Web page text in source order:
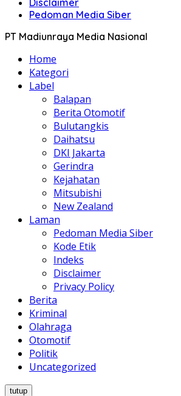
Disclaimer
Pedoman Media Siber
PT Madiunraya Media Nasional
Home
Kategori
Label
Balapan
Berita Otomotif
Bulutangkis
Daihatsu
DKI Jakarta
Gerindra
Kejahatan
Mitsubishi
New Zealand
Laman
Pedoman Media Siber
Kode Etik
Indeks
Disclaimer
Privacy Policy
Berita
Kriminal
Olahraga
Otomotif
Politik
Uncategorized
tutup